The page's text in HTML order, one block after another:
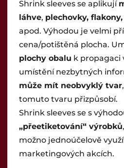
Shrink sleeves se aplikují
láhve, plechovky,
apod. Výhodou je velmi
cena/potištěná plocha.
plochy obalu k propagaci
umístění nezbytných
může mít neobvyklý tvar
tomuto tvaru přizpůsobí.
Shrink sleeves se s
„přeetiketování“ výrobků
možno jednoúčelově
marketingových akcích.